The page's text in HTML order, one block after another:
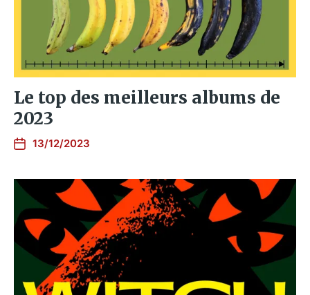
Le top des meilleurs albums de
2023
13/12/2023